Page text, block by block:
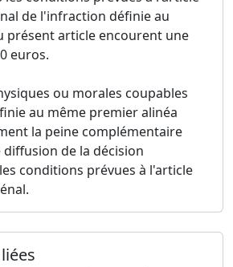
de l'infraction définie au
présent article encourent une
euros.
ou morales coupables
au même premier alinéa
la peine complémentaire
de la décision
conditions prévues à l'article